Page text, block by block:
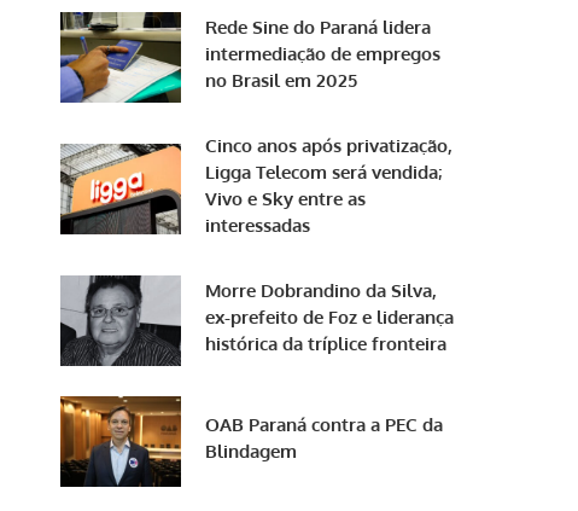
Rede Sine do Paraná lidera
intermediação de empregos
no Brasil em 2025
Cinco anos após privatização,
Ligga Telecom será vendida;
Vivo e Sky entre as
interessadas
Morre Dobrandino da Silva,
ex-prefeito de Foz e liderança
histórica da tríplice fronteira
OAB Paraná contra a PEC da
Blindagem